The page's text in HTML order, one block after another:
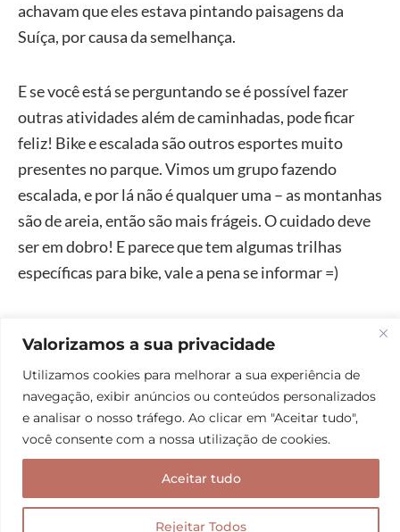
Valorizamos a sua privacidade
Utilizamos cookies para melhorar a sua experiência de
navegação, exibir anúncios ou conteúdos personalizados
e analisar o nosso tráfego. Ao clicar em "Aceitar tudo",
você consente com a nossa utilização de cookies.
Rejeitar Todos
Aceitar tudo
achavam que eles estava pintando paisagens da
Suíça, por causa da semelhança.
E se você está se perguntando se é possível fazer
outras atividades além de caminhadas, pode ficar
feliz! Bike e escalada são outros esportes muito
presentes no parque. Vimos um grupo fazendo
escalada, e por lá não é qualquer uma – as montanhas
são de areia, então são mais frágeis. O cuidado deve
ser em dobro! E parece que tem algumas trilhas
específicas para bike, vale a pena se informar =)
Empresa:
Northern Hikes
Telefone: + 420 730 962 221
E-mail:info@northernhikes.com
O contato com a empresa foi super rápido e
atencioso. Tiramos todas as dúvidas por e-mail
mesmo, e alguns dias antes da trilha entraram em